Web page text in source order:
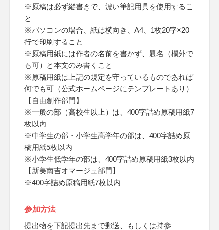
※原稿は必ず縦書きで、濃い筆記用具を使用するこ
と
※パソコンの場合、紙は横向き、A4、1枚20字×20
行で印刷すること
※原稿用紙には作者の名前を書かず、題名（欄外で
も可）と本文のみ書くこと
※原稿用紙は上記の規定を守っているものであれば
何でも可（公式ホームページにテンプレートあり）
【自由創作部門】
※一般の部（高校生以上）は、400字詰め原稿用紙7
枚以内
※中学生の部・小学生高学年の部は、400字詰め原
稿用紙5枚以内
※小学生低学年の部は、400字詰め原稿用紙3枚以内
【新美南吉オマージュ部門】
※400字詰め原稿用紙7枚以内
参加方法
提出物を下記提出先まで郵送、もしくは持参